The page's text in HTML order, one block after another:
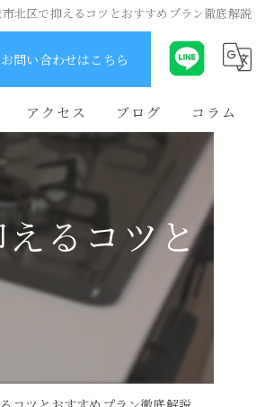
北区で抑えるコツとおすすめプラン徹底解説
お問い合わせはこちら
アクセス ブログ コラム
るコツと